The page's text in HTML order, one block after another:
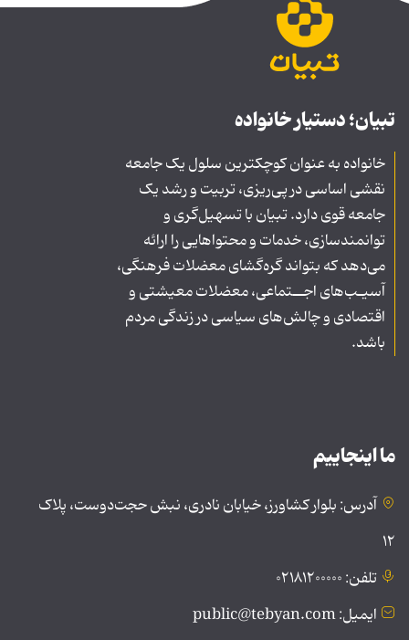
تبیان؛ دستیار خانواده
خانواده به عنوان کوچکترین سلول یک جامعه
نقشی اساسی در پی‌ریزی، تربیت و رشد یک
جامعه قوی دارد. تبیان با تسهیل‌گری و
توانمندسازی، خدمات و محتواهایی را ارائه
می‌دهد که بتواند گره‌گشای معضلات فرهنگی،
آسیـب‌های اجــتماعی، معضلات معیشتی و
اقتصادی و چالش‌های سیاسی در زندگی مردم
باشد.
ما اینجاییم
آدرس: بلوار کشاورز، خیابان نادری، نبش حجت‌دوست، پلاک
۱۲
تلفن: ۰۲۱۸۱۲۰۰۰۰۰
ایمیل: public@tebyan.com